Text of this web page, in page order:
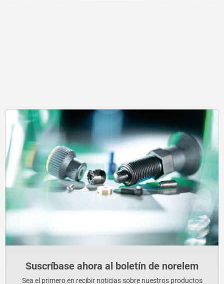
Suscríbase ahora al boletín de norelem
Sea el primero en recibir noticias sobre nuestros productos